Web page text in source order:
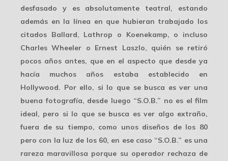
desfasado y es absolutamente teatral, estando
además en la línea en que hubieran trabajado los
citados Ballard, Lathrop o Koenekamp, o incluso
Charles Wheeler o Ernest Laszlo, quién se retiró
pocos años antes, que en el aspecto que desde ya
hacía muchos años estaba establecido en
Hollywood. Por ello, si lo que se busca es ver una
buena fotografía, desde luego “S.O.B.” no es el film
ideal, pero si lo que se busca es ver algo extraño,
fuera de su tiempo, como unos diseños de los 80
pero con la luz de los 60, en ese caso “S.O.B.” es una
rareza maravillosa porque su operador rechaza de